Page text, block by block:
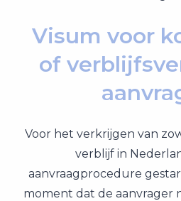
Visum voor
of
Voor het verkrijgen van
verblijf in
aanvraagprocedure
moment dat de aanvrager